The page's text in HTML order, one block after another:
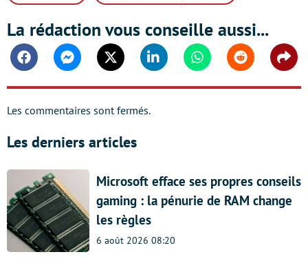
La rédaction vous conseille aussi...
FacebookMessengerTwitter Linkedin WhatsappReddit
Les commentaires sont fermés.
Les derniers articles
Microsoft efface ses propres conseils
gaming : la pénurie de RAM change
les règles
6 août 2026 08:20